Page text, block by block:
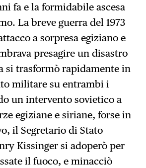
fa e la formidabile ascesa
La breve guerra del 1973
a sorpresa egiziano e
presagire un disastro
si trasformò rapidamente in
militare su entrambi i
un intervento sovietico a
egiziane e siriane, forse in
il Segretario di Stato
Kissinger si adoperò per
il fuoco, e minacciò